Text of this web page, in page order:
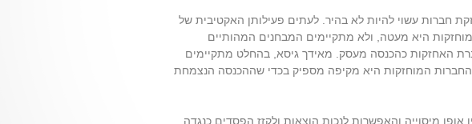
חברות עשוי להיות לא בהיר. לעתים פעילותן האקטיבית של
היא מעטה, ולא מתקיימים המבחנים המהותיים
האחזקות כהכנסה מעסק. מאידך גיסא, בהחלט מתקיימים
החברות המוחזקות היא מקיפה מספיק בכדי שההכנסה הנצמחת
אופן מיסוייה והאפשרות לנכות הוצאות ולקזז הפסדים כנגדה,